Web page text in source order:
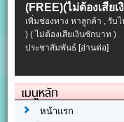
(FREE)(ไม่ต้องเสีย
เพิ่มช่องทาง หาลูกค้า , รับ
) ( ไม่ต้องเสียเงินซักบาท
ประชาสัมพันธ์[อ่านต่อ]
เมนูหลัก
หน้าแรก